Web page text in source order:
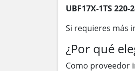
UBF17X-1TS
Si requieres más
¿Por qué
Como proveedor